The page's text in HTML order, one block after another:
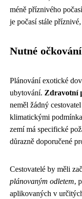
méně příznivého
je počasí stále
Nutné
Plánování exotické
ubytování. Zdravotní
neměl žádný
klimatickými
zemí má specifické
důrazně doporučené
Cestovatelé by měli
plánovaným odletem,
aplikovaných v